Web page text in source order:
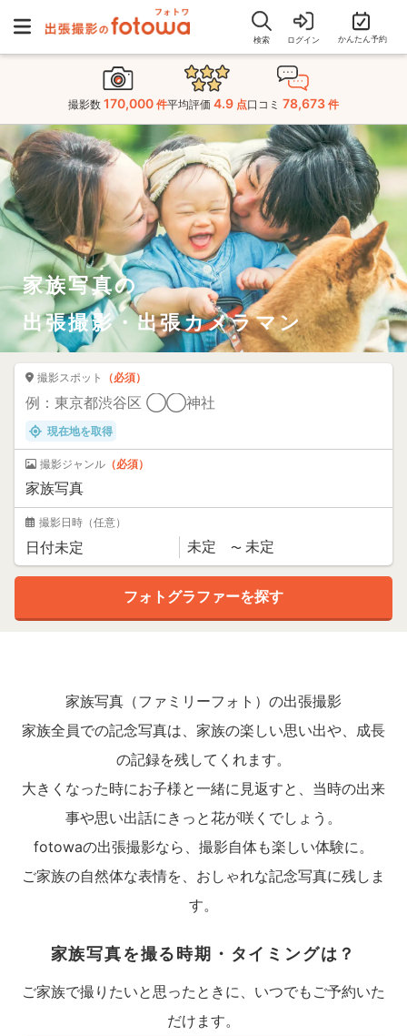
検索 ログイン かんたん予約
撮影数 170,000 件平均評価 4.9 点口コミ 78,673 件
家族写真の
出張撮影・出張カメラマン
撮影スポット （必須）
現在地を取得
撮影ジャンル （必須）
撮影日時 （任意）
家族写真（ファミリーフォト）の出張撮影
家族全員での記念写真は、家族の楽しい思い出や、成長
の記録を残してくれます。
大きくなった時にお子様と一緒に見返すと、当時の出来
事や思い出話にきっと花が咲くでしょう。
fotowaの出張撮影なら、撮影自体も楽しい体験に。
ご家族の自然体な表情を、おしゃれな記念写真に残しま
す。
家族写真を撮る時期・タイミングは？
ご家族で撮りたいと思ったときに、いつでもご予約いた
だけます。